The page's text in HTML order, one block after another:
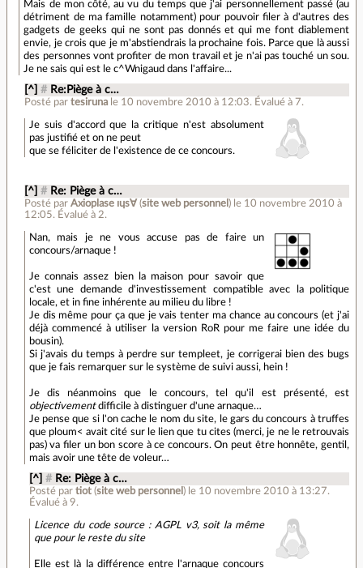
Mais de mon côté, au vu du temps que j'ai personnellement passé (au
détriment de ma famille notamment) pour pouvoir filer à d'autres des
gadgets de geeks qui ne sont pas donnés et qui me font diablement
envie, je crois que je m'abstiendrais la prochaine fois. Parce que là aussi
des personnes vont profiter de mon travail et je n'ai pas touché un sou.
Je ne sais qui est le c^Wnigaud dans l'affaire...
[^] # Re:Piège à c…
Posté par tesiruna le 10 novembre 2010 à 12:03. Évalué à 7.
Je suis d'accord que la critique n'est absolument
pas justifié et on ne peut
que se féliciter de l'existence de ce concours.
[^] # Re: Piège à c…
Posté par Axioplase ıɥs∀(site web personnel ) le 10 novembre 2010 à
12:05. Évalué à 2.
Nan, mais je ne vous accuse pas de faire un
concours/arnaque !
Je connais assez bien la maison pour savoir que
c'est une demande d'investissement compatible avec la politique
locale, et in fine inhérente au milieu du libre !
Je dis même pour ça que je vais tenter ma chance au concours (et j'ai
déjà commencé à utiliser la version RoR pour me faire une idée du
bousin).
Si j'avais du temps à perdre sur templeet, je corrigerai bien des bugs
que je fais remarquer sur le système de suivi aussi, hein !
Je dis néanmoins que le concours, tel qu'il est présenté, est
objectivementdifficile à distinguer d'une arnaque…
Je pense que si l'on cache le nom du site, le gars du concours à truffes
que ploum< avait cité sur le lien que tu cites (merci, je ne le retrouvais
pas) va filer un bon score à ce concours. On peut être honnête, gentil,
mais avoir une tête de voleur…
[^] # Re: Piège à c…
Posté partiot (site web personnel ) le 10 novembre 2010 à 13:27.
Évalué à9.
Licence du code source : AGPL v3, soit la même
que pour le reste du site
Elle est là la différence entre l'arnaque concours